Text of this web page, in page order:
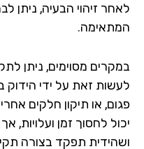
זיהוי הבעיה, ניתן
מסוימים, ניתן לתקן את
זאת על ידי הידוק
או תיקון חלקים אחרים
לחסוך זמן ועלויות, אך
תפקד בצורה תקינה